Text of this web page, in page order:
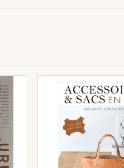
perfectionnant
sur le travail du
projet. Dans
1.
Lorsque l'on
livre sur le
cuir approprié,